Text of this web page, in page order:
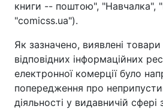
книги -- поштою", "Навчалка",
"comicss.ua").
Як зазначено, виявлені товари
відповідних інформаційних
електронної комерції було
попередження про
діяльності у видавничій